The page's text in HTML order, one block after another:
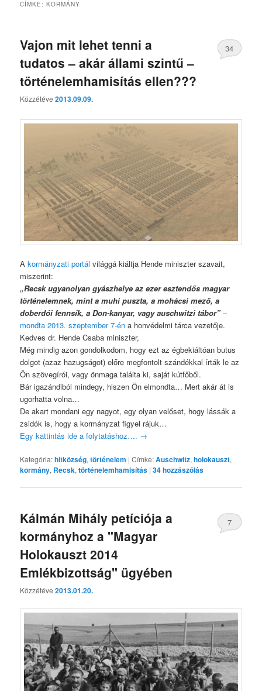
CÍMKE:KORMÁNY
Vajon mit lehet tenni a
tudatos – akár állami szintű –
történelemhamisítás ellen???
Közzétéve2013.09.09.
34
Akormányzati portálvilággá kiáltja Hende miniszter szavait,
miszerint:
„Recsk ugyanolyan gyászhelye az ezer esztendős magyar
történelemnek, mint a muhi puszta, a mohácsi mező, a
doberdói fennsík, a Don-kanyar, vagy auschwitzi tábor” –
mondta 2013. szeptember 7-éna honvédelmi tárca vezetője.
Kedves dr. Hende Csaba miniszter,
Még mindig azon gondolkodom, hogy ezt az égbekiáltóan butus
dolgot (azaz hazugságot) előre megfontolt szándékkal írták le az
Ön szövegírói, vagy önmaga találta ki, saját kútfőből.
Bár igazándiból mindegy, hiszen Ön elmondta… Mert akár át is
ugorhatta volna…
De akart mondani egy nagyot, egy olyan velőset, hogy lássák a
zsidók is, hogy a kormányzat figyel rájuk…
Egy kattintás ide a folytatáshoz…. →
Kategória:hitközség,történelem |Címke:Auschwitz,holokauszt,
kormány, Recsk,történelemhamisítás |34hozzászólás
Kálmán Mihály petíciója a
kormányhoz a "Magyar
Holokauszt 2014
Emlékbizottság" ügyében
Közzétéve2013.01.20.
7